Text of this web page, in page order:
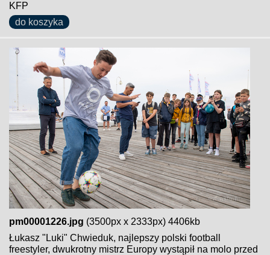
KFP
do koszyka
pm00001226.jpg (3500px x 2333px) 4406kb
Łukasz "Luki" Chwieduk, najlepszy polski football
freestyler, dwukrotny mistrz Europy wystąpił na molo przed